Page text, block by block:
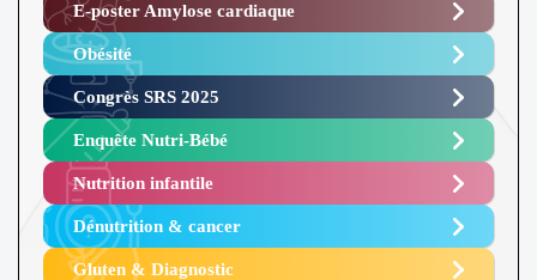
E-poster Amylose cardiaque ​
Obésité ​
Congrès SRS 2025 ​
Enquête Nutri-Bébé ​
Nutrition infantile
Dénutrition & cancer
Gluten & Diagnostic